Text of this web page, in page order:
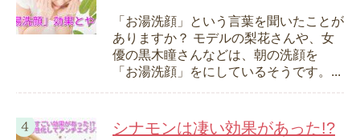
「お湯洗顔」という言葉を聞いたことが
ありますか？ モデルの梨花さんや、女
優の黒木瞳さんなどは、朝の洗顔を
「お湯洗顔」をにしているそうです。...
シナモンは凄い効果があった!?